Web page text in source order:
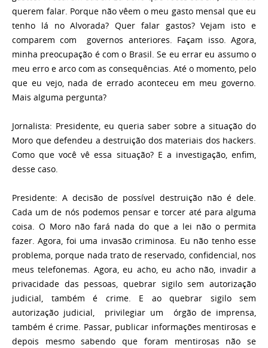
querem falar. Porque não vêem o meu gasto mensal que eu
tenho lá no Alvorada? Quer falar gastos? Vejam isto e
comparem com governos anteriores. Façam isso. Agora,
minha preocupação é com o Brasil. Se eu errar eu assumo o
meu erro e arco com as consequências. Até o momento, pelo
que eu vejo, nada de errado aconteceu em meu governo.
Mais alguma pergunta?
Jornalista: Presidente, eu queria saber sobre a situação do
Moro que defendeu a destruição dos materiais dos hackers.
Como que você vê essa situação? E a investigação, enfim,
desse caso.
Presidente: A decisão de possível destruição não é dele.
Cada um de nós podemos pensar e torcer até para alguma
coisa. O Moro não fará nada do que a lei não o permita
fazer. Agora, foi uma invasão criminosa. Eu não tenho esse
problema, porque nada trato de reservado, confidencial, nos
meus telefonemas. Agora, eu acho, eu acho não, invadir a
privacidade das pessoas, quebrar sigilo sem autorização
judicial, também é crime. E ao quebrar sigilo sem
autorização judicial, privilegiar um órgão de imprensa,
também é crime. Passar, publicar informações mentirosas e
depois mesmo sabendo que foram mentirosas não se